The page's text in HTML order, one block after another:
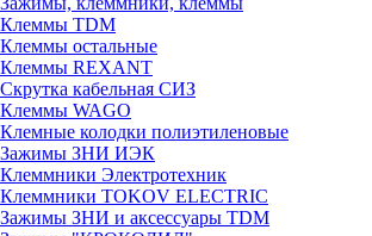
Клеммы TDM
Клеммы остальные
Клеммы REXANT
Скрутка кабельная СИЗ
Клеммы WAGO
Клемные колодки полиэтиленовые
Зажимы ЗНИ ИЭК
Клеммники Электротехник
Клеммники TOKOV ELECTRIC
Зажимы ЗНИ и аксессуары TDM